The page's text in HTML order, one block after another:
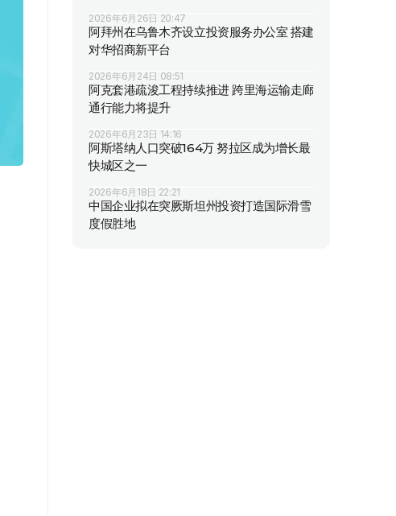
2026年6月26日 20:47
阿拜州在乌鲁木齐设立投资服务办公室 搭建
对华招商新平台
2026年6月24日 08:51
阿克套港疏浚工程持续推进 跨里海运输走廊
通行能力将提升
2026年6月23日 14:16
阿斯塔纳人口突破164万 努拉区成为增长最
快城区之一
2026年6月18日 22:21
中国企业拟在突厥斯坦州投资打造国际滑雪
度假胜地